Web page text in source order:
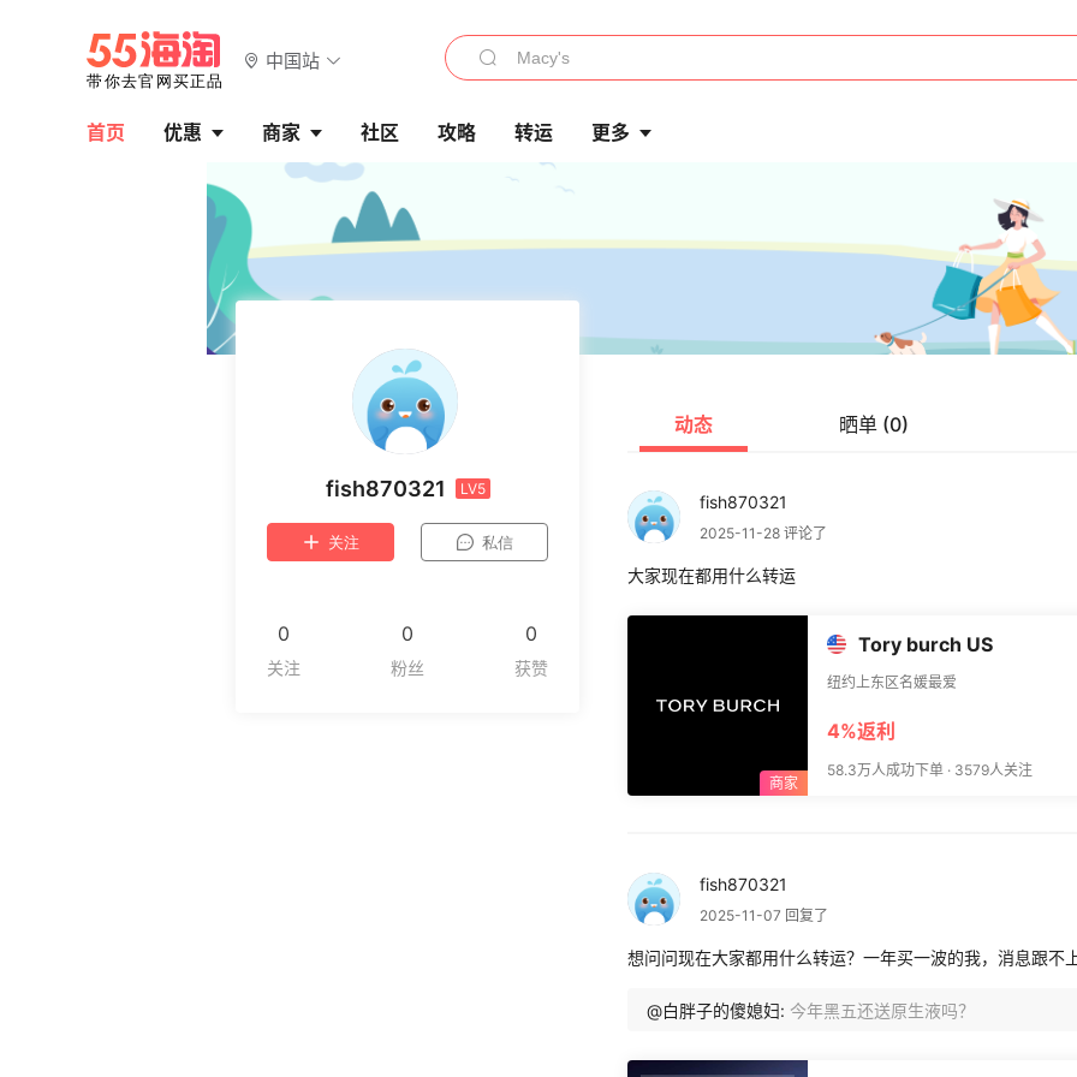
中国站
首页 优惠 商家 社区 攻略 转运 更多
fish870321 LV5
关注 私信
0 0 0
动态 晒单 (0)
fish870321
2025-11-28 评论了
大家现在都用什么转运
Tory burch US
纽约上东区名媛最爱
4%返利
58.3万人成功下单 · 3579人关注
fish870321
2025-11-07 回复了
想问问现在大家都用什么转运？一年买一波的我，消息跟不
@白胖子的傻媳妇: 今年黑五还送原生液吗？